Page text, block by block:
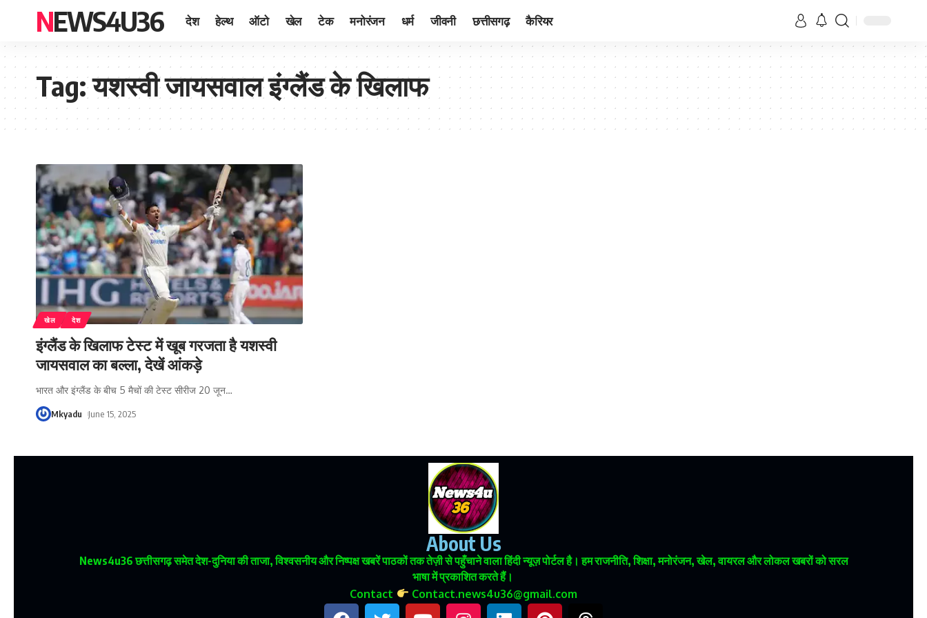
NEWS4U36 देश हेल्थ ऑटो खेल टेक मनोरंजन धर्म जीवनी छत्तीसगढ़ कैरियर
Tag:यशस्वी जायसवाल इंग्लैंड के खिलाफ
खेल देश
इंग्लैंड के खिलाफ टेस्ट में खूब गरजता है यशस्वी
जायसवाल का बल्ला, देखें आंकड़े
भारत और इंग्लैंड के बीच 5 मैचों की टेस्ट सीरीज 20 जून…
Mkyadu June 15, 2025
About Us
News4u36छत्तीसगढ़ समेत देश-दुनिया की ताजा, विश्वसनीय और निष्पक्ष खबरें पाठकों तक तेज़ी से पहुँचाने वाला हिंदी न्यूज़ पोर्टल है। हम राजनीति, शिक्षा, मनोरंजन, खेल, वायरल और लोकल खबरों को सरल
भाषा में प्रकाशित करते हैं।
Contact
Contact.news4u36@gmail.com